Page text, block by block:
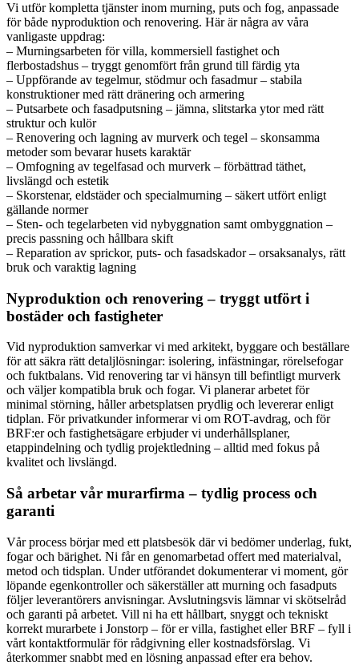
Vi utför kompletta tjänster inom murning, puts och fog, anpassade
för både nyproduktion och renovering. Här är några av våra
vanligaste uppdrag:
– Murningsarbeten för villa, kommersiell fastighet och
flerbostadshus – tryggt genomfört från grund till färdig yta
– Uppförande av tegelmur, stödmur och fasadmur – stabila
konstruktioner med rätt dränering och armering
– Putsarbete och fasadputsning – jämna, slitstarka ytor med rätt
struktur och kulör
– Renovering och lagning av murverk och tegel – skonsamma
metoder som bevarar husets karaktär
– Omfogning av tegelfasad och murverk – förbättrad täthet,
livslängd och estetik
– Skorstenar, eldstäder och specialmurning – säkert utfört enligt
gällande normer
– Sten- och tegelarbeten vid nybyggnation samt ombyggnation –
precis passning och hållbara skift
– Reparation av sprickor, puts- och fasadskador – orsaksanalys, rätt
bruk och varaktig lagning
Nyproduktion och renovering – tryggt utfört i
bostäder och fastigheter
Vid nyproduktion samverkar vi med arkitekt, byggare och beställare
för att säkra rätt detaljlösningar: isolering, infästningar, rörelsefogar
och fuktbalans. Vid renovering tar vi hänsyn till befintligt murverk
och väljer kompatibla bruk och fogar. Vi planerar arbetet för
minimal störning, håller arbetsplatsen prydlig och levererar enligt
tidplan. För privatkunder informerar vi om ROT-avdrag, och för
BRF:er och fastighetsägare erbjuder vi underhållsplaner,
etappindelning och tydlig projektledning – alltid med fokus på
kvalitet och livslängd.
Så arbetar vår murarfirma – tydlig process och
garanti
Vår process börjar med ett platsbesök där vi bedömer underlag, fukt,
fogar och bärighet. Ni får en genomarbetad offert med materialval,
metod och tidsplan. Under utförandet dokumenterar vi moment, gör
löpande egenkontroller och säkerställer att murning och fasadputs
följer leverantörers anvisningar. Avslutningsvis lämnar vi skötselråd
och garanti på arbetet. Vill ni ha ett hållbart, snyggt och tekniskt
korrekt murarbete i Jonstorp – för er villa, fastighet eller BRF – fyll i
vårt kontaktformulär för rådgivning eller kostnadsförslag. Vi
återkommer snabbt med en lösning anpassad efter era behov.